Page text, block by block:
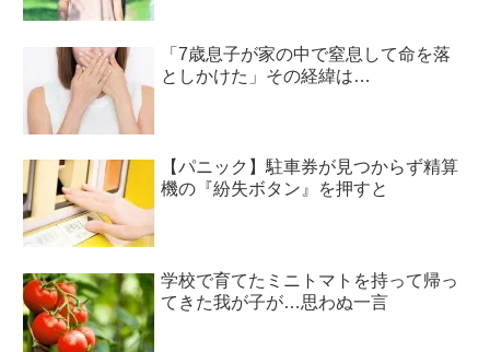
「7歳息子が家の中で窒息して命を落
としかけた」その経緯は…
【パニック】駐車券が見つからず精算
機の『紛失ボタン』を押すと
学校で育てたミニトマトを持って帰っ
てきた我が子が…思わぬ一言